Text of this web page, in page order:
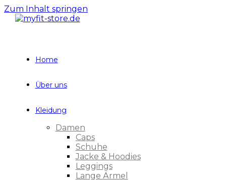
Zum Inhalt springen
Home
Über uns
Kleidung
Damen
Caps
Schuhe
Jacke & Hoodies
Leggings
Lange Ärmel